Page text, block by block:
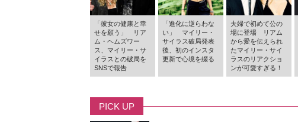
「彼女の健康と幸
せを願う」 リア
ム・ヘムズワー
ス、マイリー・サ
イラスとの破局を
SNSで報告
「進化に逆らわな
い」 マイリー・
サイラス破局発表
後、初のインスタ
更新で心境を綴る
夫婦で初めて公の
場に登場 リアム
から愛を伝えられ
たマイリー・サイ
ラスのリアクショ
ンが可愛すぎる！
PICK UP